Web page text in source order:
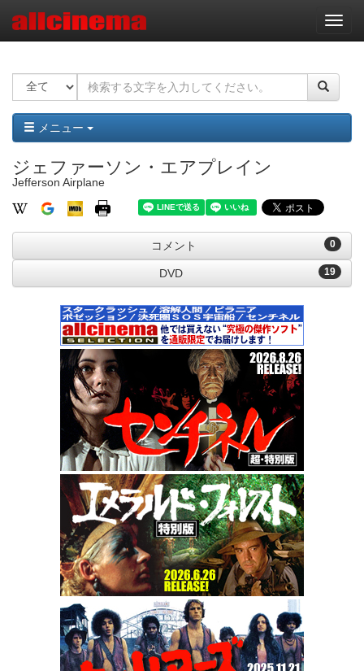
ナ
ビ
ー
ョ
ン
メニュー
ジェファーソン・エアプレイン
Jefferson Airplane
0
コメント
19
DVD